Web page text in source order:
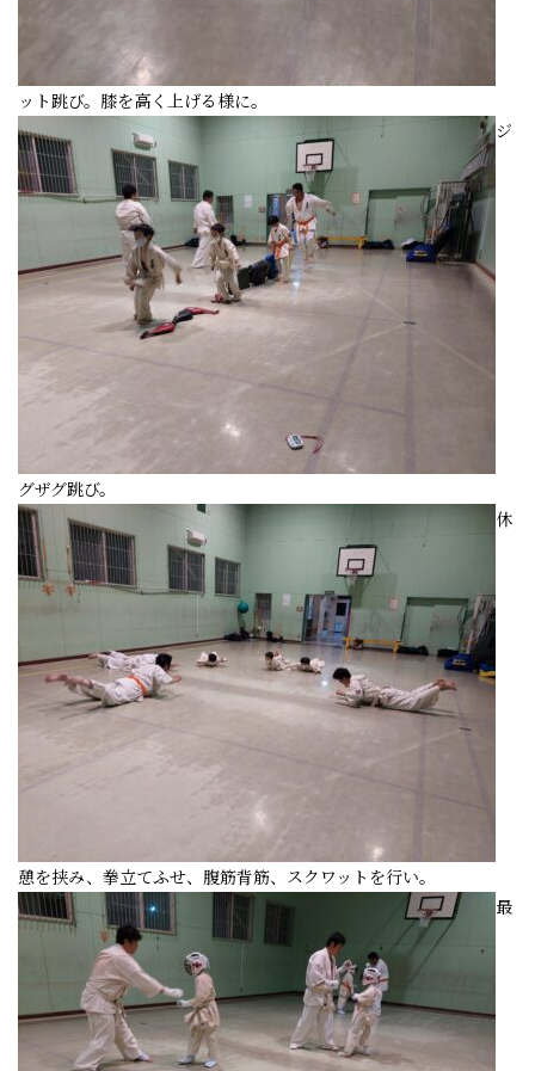
ット跳び。膝を高く上げる様に。
ジ
グザグ跳び。
休
憩を挟み、拳立てふせ、腹筋背筋、スクワットを行い。
最